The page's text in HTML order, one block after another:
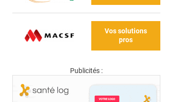
Vos solutions
pros
Publicités :